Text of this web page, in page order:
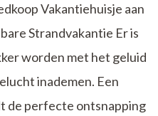
Vakantiehuisje aan
Strandvakantie Er is
worden met het geluid
inademen. Een
de perfecte ontsnapping